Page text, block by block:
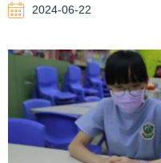
連
結
2024-06-22